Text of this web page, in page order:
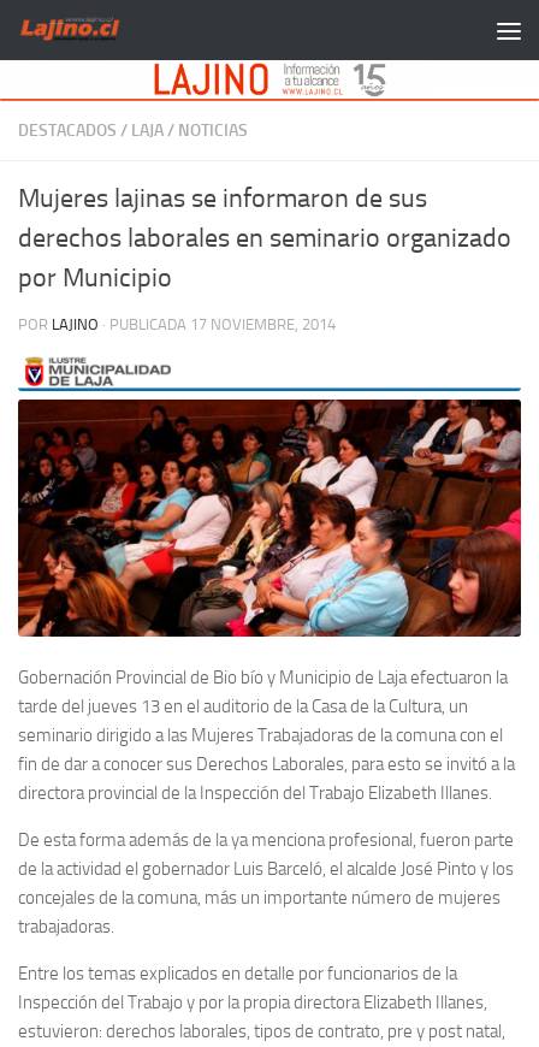
Saltar al contenido
DESTACADOS / LAJA/ NOTICIAS
Mujeres lajinas se informaron de sus
derechos laborales en seminario organizado
por Municipio
POR LAJINO · PUBLICADA 17 NOVIEMBRE, 2014
Gobernación Provincial de Bio bío y Municipio de Laja efectuaron la
tarde del jueves 13 en el auditorio de la Casa de la Cultura, un
seminario dirigido a las Mujeres Trabajadoras de la comuna con el
fin de dar a conocer sus Derechos Laborales, para esto se invitó a la
directora provincial de la Inspección del Trabajo Elizabeth Illanes.
De esta forma además de la ya menciona profesional, fueron parte
de la actividad el gobernador Luis Barceló, el alcalde José Pinto y los
concejales de la comuna, más un importante número de mujeres
trabajadoras.
Entre los temas explicados en detalle por funcionarios de la
Inspección del Trabajo y por la propia directora Elizabeth Illanes,
estuvieron: derechos laborales, tipos de contrato, pre y post natal,